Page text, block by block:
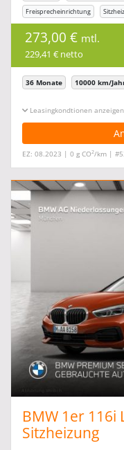
Freisprecheinrichtung
273,00 € mtl.
229,41 € netto
36 Monate 10000 km/
Leasingkonditionen ein-/
EZ: 08.2023 | 0 g CO2/km |
BMW 1er 116i
Sitzheizung